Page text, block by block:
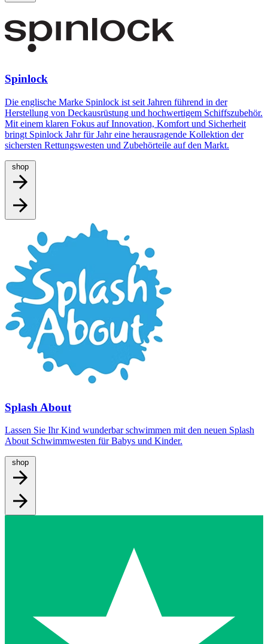
Spinlock
Die englische Marke Spinlock ist seit Jahren führend in der
Herstellung von Deckausrüstung und hochwertigem Schiffszubehör.
Mit einem klaren Fokus auf Innovation, Komfort und Sicherheit
bringt Spinlock Jahr für Jahr eine herausragende Kollektion der
sichersten Rettungswesten und Zubehörteile auf den Markt.
shop
Splash About
Lassen Sie Ihr Kind wunderbar schwimmen mit den neuen Splash
About Schwimmwesten für Babys und Kinder.
shop